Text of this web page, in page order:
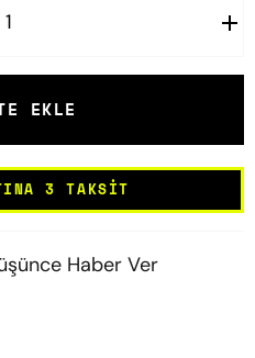
EKLE
3 TAKSIT
Haber Ver